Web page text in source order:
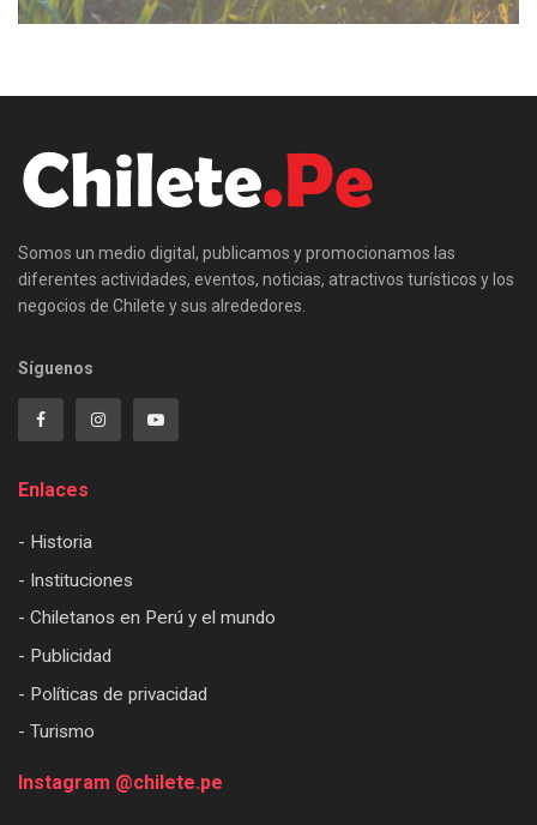
Somos un medio digital, publicamos y promocionamos las
diferentes actividades, eventos, noticias, atractivos turísticos y los
negocios de Chilete y sus alrededores.
Síguenos
Enlaces
- Historia
- Instituciones
- Chiletanos en Perú y el mundo
- Publicidad
- Políticas de privacidad
- Turismo
Instagram @chilete.pe